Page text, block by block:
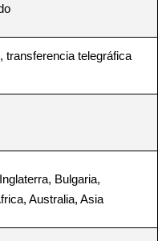
transferencia telegráfica
Bulgaria,
Australia, Asia